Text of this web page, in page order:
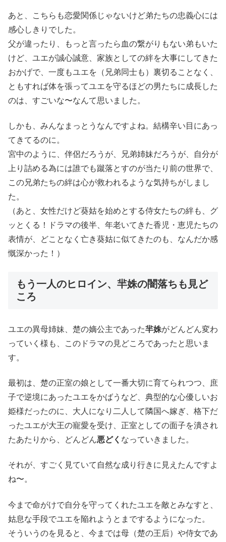
あと、こちらも恋愛関係じゃないけど弟たちの忠義心には
感心しきりでした。
父が違ったり、もっと言ったら血の繋がりもない弟もいた
けど、ユエが誠心誠意、家族としての絆を大事にしてきた
おかげで、一度もユエを（兄弟同士も）裏切ることなく、
ともすれば体を張ってユエを守るほどの男たちに成長した
のは、すごいな〜なんて思いました。
しかも、みんなまっとうなんですよね。結構辛い目にあっ
てきてるのに。
宮中のように、伴侶だろうが、兄弟姉妹だろうが、自分が
上り詰める為には誰でも蹴落とすのが当たり前の世界で、
この兄弟たちの絆は心が救われるような気持ちがしまし
た。
（あと、女性だけど葵姑を始めとする侍女たちの絆も、グ
ッとくる！ドラマの後半、年老いてきた香児・恵児たちの
表情が、どことなく亡き葵姑に似てきたのも、なんだか感
慨深かった！）
もう一人のヒロイン、 羋姝の闇落ちも見ど
ころ
ユエの異母姉妹、楚の嫡公主であった羋姝がどんどん変わ
っていく様も、このドラマの見どころであったと思いま
す。
最初は、楚の正室の娘として一番大切に育てられつつ、庶
子で逆境にあったユエをかばうなど、典型的な心優しいお
姫様だったのに、大人になり二人して隣国へ嫁ぎ、格下だ
ったユエが大王の寵愛を受け、正室としての面子を潰され
たあたりから、どんどん悪どく なっていきました。
それが、すごく見ていて自然な成り行きに見えたんですよ
ね〜。
今まで命がけで自分を守ってくれたユエを敵とみなすと、
姑息な手段でユエを陥れようとまでするようになった。
そういうのを見ると、今までは母（楚の王后）や侍女であ